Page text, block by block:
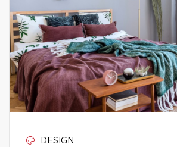
DESIGN